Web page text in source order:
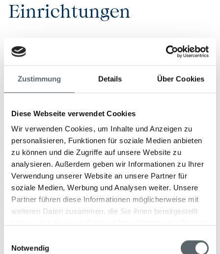
Zustimmung Details Über Cookies
Diese Webseite verwendet Cookies
Wir verwenden Cookies, um Inhalte und Anzeigen zu
personalisieren, Funktionen für soziale Medien anbieten
zu können und die Zugriffe auf unsere Website zu
analysieren. Außerdem geben wir Informationen zu Ihrer
Verwendung unserer Website an unsere Partner für
soziale Medien, Werbung und Analysen weiter. Unsere
Partner führen diese Informationen möglicherweise mit
weiteren Daten zusammen, die Sie ihnen bereitgestellt
Notwendig
Einrichtungen
Kulinarik & Gastronomie
Bei Grootbos erwartet Sie ein kulinarisches Erlebnis der
bezogen und direkt auf den Teller gebracht. Ob ein
gemütliches Picknick am Strand oder ein
unvergessliches Sechs-Gänge-Menü – hier werden
Gerichte voller Geschmack, Farben und spannender
Texturen serviert, die Ihre Sinne verwöhnen und lange in
Erinnerung bleiben.
Dazu werden preisgekrönte Weine aus der Region
gereicht, die nicht nur durch ihren Geschmack, sondern
auch durch ihre Geschichten begeistern. Bei einer
geführten Tour können die nahegelegenen Weingüter
erfahren werden. Zurück im Restaurant zeigt der